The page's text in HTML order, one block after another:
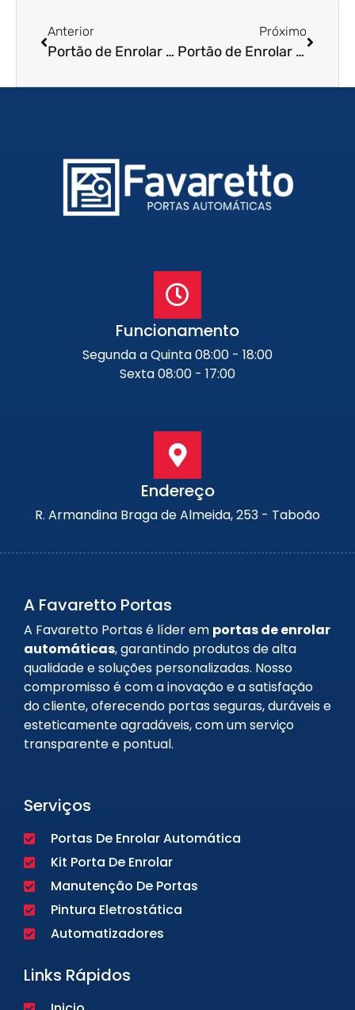
Anterior
Portão de Enrolar em Atibaia – SP
Próximo
Portão de Enrolar Automático em Belém – PA
Funcionamento
Segunda a Quinta 08:00 - 18:00
Sexta 08:00 - 17:00
Endereço
R. Armandina Braga de Almeida, 253 - Taboão
A Favaretto Portas
A Favaretto Portas é líder em portas de enrolar
automáticas, garantindo produtos de alta
qualidade e soluções personalizadas. Nosso
compromisso é com a inovação e a satisfação
do cliente, oferecendo portas seguras, duráveis e
esteticamente agradáveis, com um serviço
transparente e pontual.
Serviços
Portas De Enrolar Automática
Kit Porta De Enrolar
Manutenção De Portas
Pintura Eletrostática
Automatizadores
Links Rápidos